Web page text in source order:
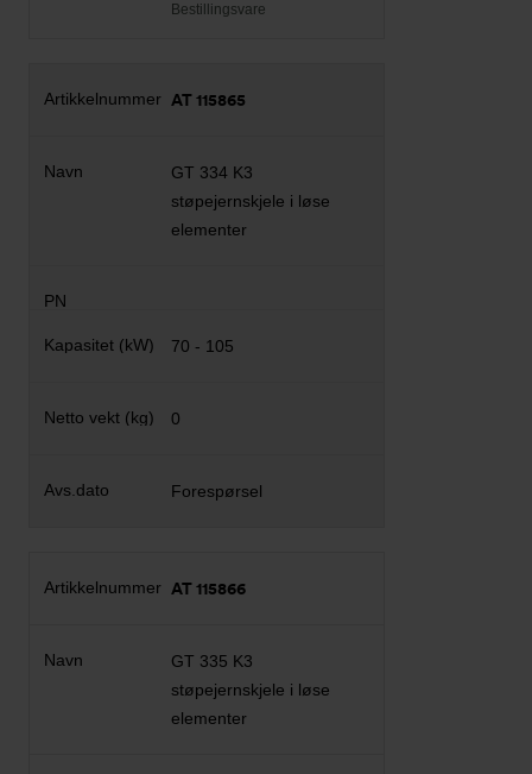
Bestillingsvare
AT 115865
GT 334 K3
støpejernskjele i løse
elementer
70 - 105
0
Forespørsel
AT 115866
GT 335 K3
støpejernskjele i løse
elementer